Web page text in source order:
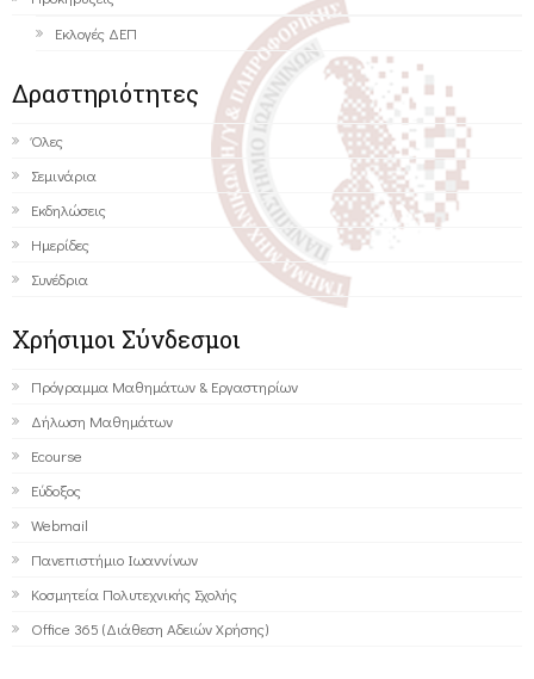
Εκλογές ΔΕΠ
Δραστηριότητες
Όλες
Σεμινάρια
Εκδηλώσεις
Ημερίδες
Συνέδρια
Χρήσιμοι Σύνδεσμοι
Πρόγραμμα Μαθημάτων & Εργαστηρίων
Δήλωση Μαθημάτων
Ecourse
Εύδοξος
Webmail
Πανεπιστήμιο Ιωαννίνων
Κοσμητεία Πολυτεχνικής Σχολής
Office 365 (Διάθεση Αδειών Χρήσης)